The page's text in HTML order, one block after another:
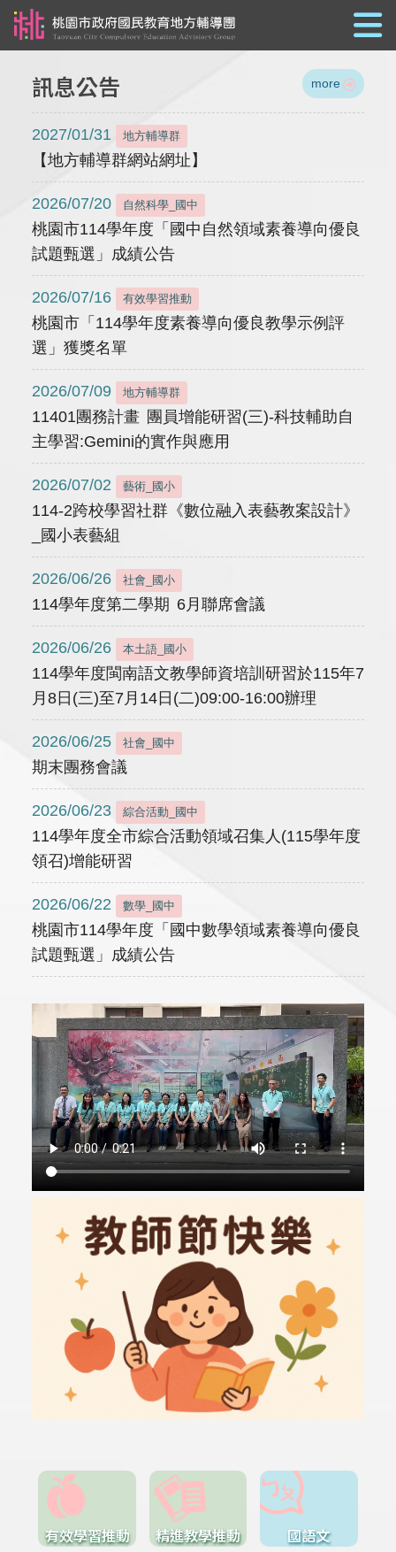
訊息公告 more
2027/01/31 地方輔導群
【地方輔導群網站網址】
2026/07/20 自然科學_國中
桃園市114學年度「國中自然領域素養導向優良
試題甄選」成績公告
2026/07/16 有效學習推動
桃園市「114學年度素養導向優良教學示例評
選」獲獎名單
2026/07/09 地方輔導群
11401團務計畫 團員增能研習(三)-科技輔助自
主學習:Gemini的實作與應用
2026/07/02 藝術_國小
114-2跨校學習社群《數位融入表藝教案設計》
_國小表藝組
2026/06/26 社會_國小
114學年度第二學期 6月聯席會議
2026/06/26 本土語_國小
114學年度閩南語文教學師資培訓研習於115年7
月8日(三)至7月14日(二)09:00-16:00辦理
2026/06/25 社會_國中
期末團務會議
2026/06/23 綜合活動_國中
114學年度全市綜合活動領域召集人(115學年度
領召)增能研習
2026/06/22 數學_國中
桃園市114學年度「國中數學領域素養導向優良
試題甄選」成績公告
有效學習推動 精進教學推動 國語文